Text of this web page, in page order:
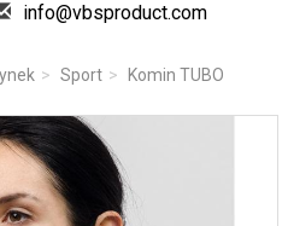
info@vbsproduct.com
Sport Komin TUBO